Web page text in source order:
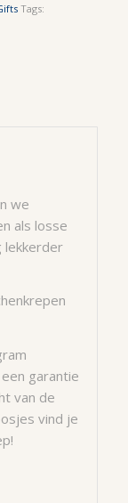
Tags:
we
als losse
lekkerder
garantie
van de
vind je